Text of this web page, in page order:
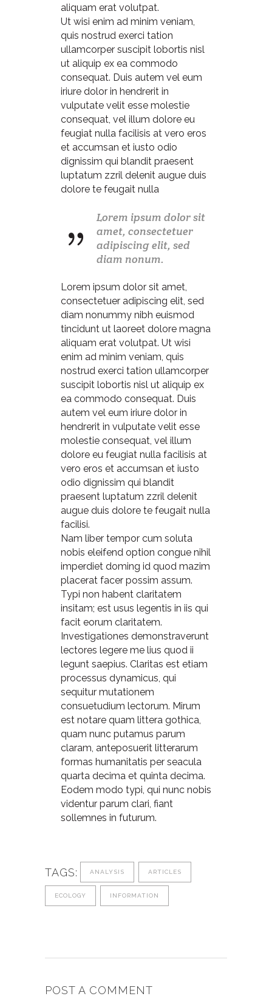
aliquam erat volutpat.
Ut wisi enim ad minim veniam,
quis nostrud exerci tation
ullamcorper suscipit lobortis nisl
ut aliquip ex ea commodo
consequat. Duis autem vel eum
iriure dolor in hendrerit in
vulputate velit esse molestie
consequat, vel illum dolore eu
feugiat nulla facilisis at vero eros
et accumsan et iusto odio
dignissim qui blandit praesent
luptatum zzril delenit augue duis
dolore te feugait nulla
Lorem ipsum dolor sit
amet, consectetuer
adipiscing elit, sed
diam nonum.
Lorem ipsum dolor sit amet,
consectetuer adipiscing elit, sed
diam nonummy nibh euismod
tincidunt ut laoreet dolore magna
aliquam erat volutpat. Ut wisi
enim ad minim veniam, quis
nostrud exerci tation ullamcorper
suscipit lobortis nisl ut aliquip ex
ea commodo consequat. Duis
autem vel eum iriure dolor in
hendrerit in vulputate velit esse
molestie consequat, vel illum
dolore eu feugiat nulla facilisis at
vero eros et accumsan et iusto
odio dignissim qui blandit
praesent luptatum zzril delenit
augue duis dolore te feugait nulla
facilisi.
Nam liber tempor cum soluta
nobis eleifend option congue nihil
imperdiet doming id quod mazim
placerat facer possim assum.
Typi non habent claritatem
insitam; est usus legentis in iis qui
facit eorum claritatem.
Investigationes demonstraverunt
lectores legere me lius quod ii
legunt saepius. Claritas est etiam
processus dynamicus, qui
sequitur mutationem
consuetudium lectorum. Mirum
est notare quam littera gothica,
quam nunc putamus parum
claram, anteposuerit litterarum
formas humanitatis per seacula
quarta decima et quinta decima.
Eodem modo typi, qui nunc nobis
videntur parum clari, fiant
sollemnes in futurum.
TAGS: ANALYSIS ARTICLES
ECOLOGY INFORMATION
POST A COMMENT